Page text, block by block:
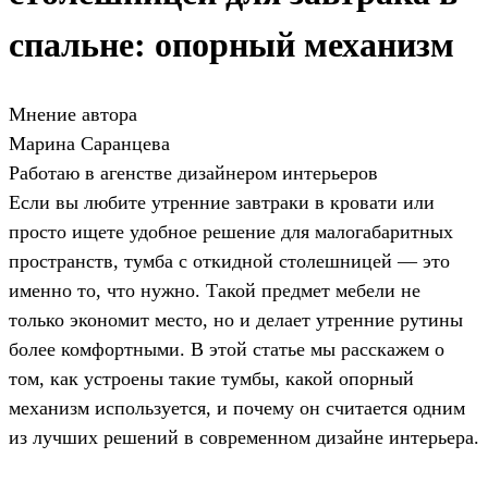
спальне: опорный механизм
Мнение автора
Марина Саранцева
Работаю в агенстве дизайнером интерьеров
Если вы любите утренние завтраки в кровати или
просто ищете удобное решение для малогабаритных
пространств, тумба с откидной столешницей — это
именно то, что нужно. Такой предмет мебели не
только экономит место, но и делает утренние рутины
более комфортными. В этой статье мы расскажем о
том, как устроены такие тумбы, какой опорный
механизм используется, и почему он считается одним
из лучших решений в современном дизайне интерьера.